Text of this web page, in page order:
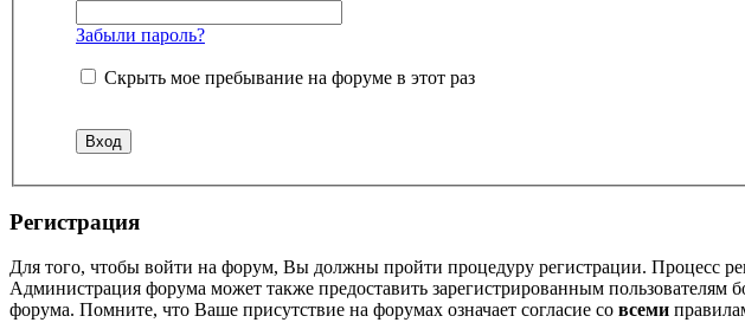
Забыли пароль?
Скрыть мое пребывание на форуме в этот раз
Регистрация
Для того, чтобы войти на форум, Вы должны пройти процедуру регистрации. Процесс
Администрация форума может также предоставить зарегистрированным
форума. Помните, что Ваше присутствие на форумах означает согласие со всеми